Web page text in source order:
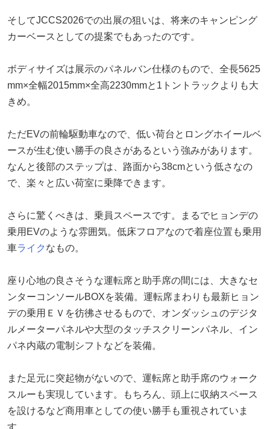
そしてJCCS2026での出展の狙いは、将来のキャンピング
カーベースとしての提案でもあったのです。
ボディサイズは展示のパネルバン仕様のもので、全長5625
mm×全幅2015mm×全高2230mmと1トントラックよりも大
きめ。
ただEVの前輪駆動車なので、低い荷台とロングホイールベ
ースが生む使い勝手の良さがあるという強みがあります。
なんと後部のステップは、路面から38cmという低さなの
で、楽々と広い荷室に乗降できます。
さらに驚くべきは、乗員スペースです。まるでヒョンデの
乗用EVのような雰囲気。低床フロアなので着座位置も乗用
車ライク なもの。
座り心地の良さそうな運転席と助手席の間には、大きなセ
ンターコンソールBOXを装備。運転席まわりも最新ヒョン
デの乗用ＥＶを彷彿させるもので、オンダッシュのデジタ
ルメーターパネルや大型のタッチスクリーンパネル、イン
パネ内蔵の電制シフトなどを装備。
また足元に突起物がないので、運転席と助手席のウォーク
スルーも実現しています。もちろん、頭上に収納スペース
を設けるなど商用車としての使い勝手も重視されていま
す。